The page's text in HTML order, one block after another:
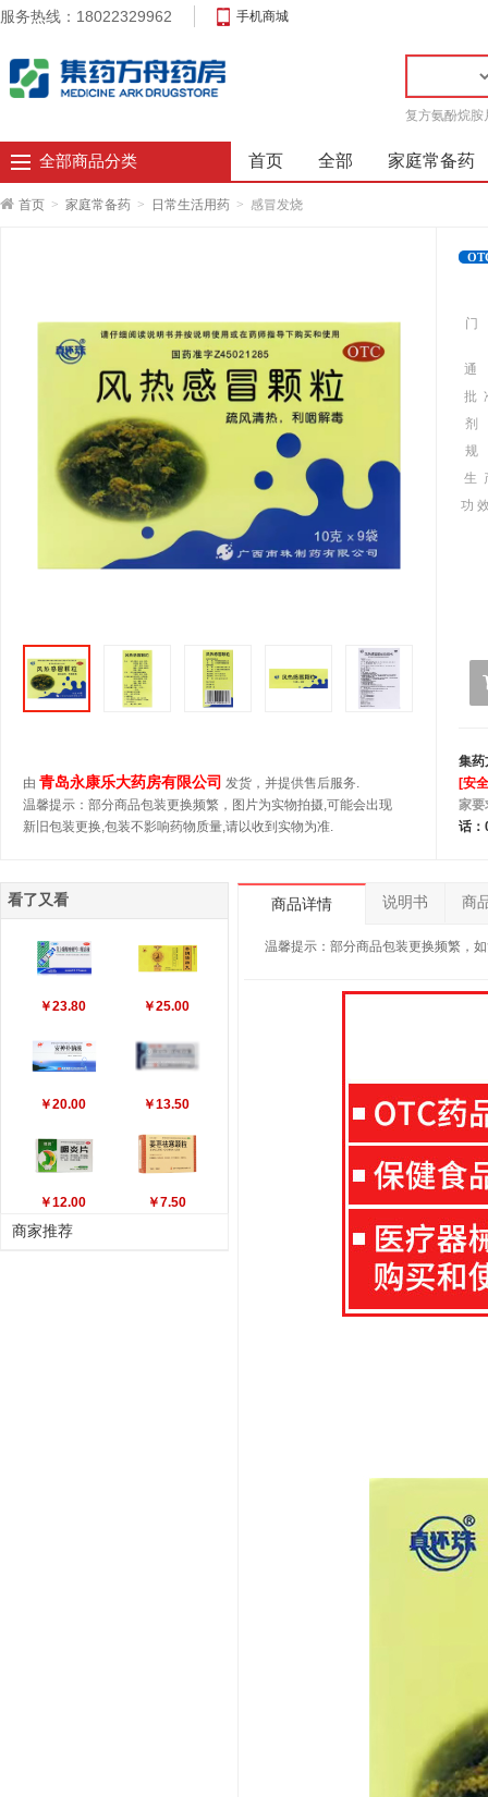
服务热线：18022329962 手机商城
复方氨酚烷胺
全部商品分类 首页 全部 家庭常备药
首页 > 家庭常备药 > 日常生活用药 > 感冒发烧
由 青岛永康乐大药房有限公司 发货，并提供售后服务.
温馨提示：部分商品包装更换频繁，图片为实物拍摄,可能会出现
新旧包装更换,包装不影响药物质量,请以收到实物为准.
门
通
批
生
功
集药
[安
家要
话
商品详情 说明书 商
温馨提示：部分商品包装更换频繁，
看了又看
￥23.80 ￥25.00
￥20.00 ￥13.50
￥12.00 ￥7.50
商家推荐